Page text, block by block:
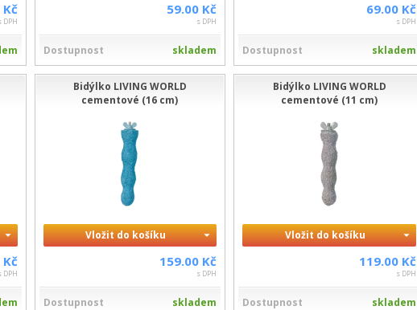
Kč
DPH
59.00 Kč
s DPH
Dostupnost skladem
69.00 Kč
s DPH
Dostupnost skladem
Kč
DPH
Bidýlko LIVING WORLD
cementové (16 cm)
Vložit do košíku
159.00 Kč
s DPH
Dostupnost skladem
Bidýlko LIVING WORLD
cementové (11 cm)
Vložit do košíku
119.00 Kč
s DPH
Dostupnost skladem